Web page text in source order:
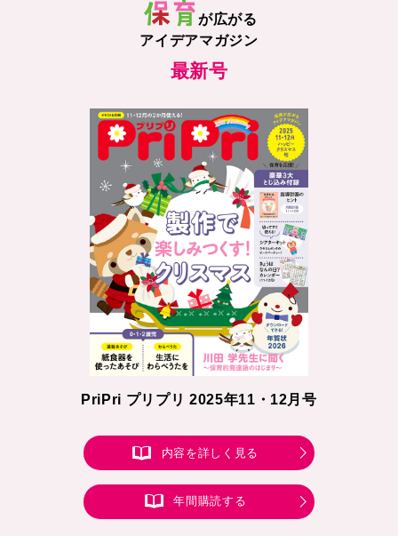
が広がる
アイデアマガジン
最新号
PriPri プリプリ 2025年11・12月号
内容を詳しく見る
年間購読する